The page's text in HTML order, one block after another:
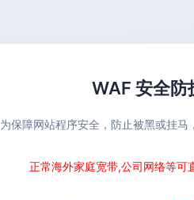
WAF 安全防
为保障网站程序安全，防止被黑或挂马
正常海外家庭宽带,公司网络等可